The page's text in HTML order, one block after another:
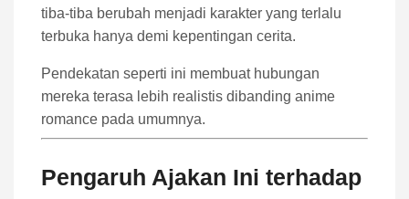
tiba-tiba berubah menjadi karakter yang terlalu
terbuka hanya demi kepentingan cerita.
Pendekatan seperti ini membuat hubungan
mereka terasa lebih realistis dibanding anime
romance pada umumnya.
Pengaruh Ajakan Ini terhadap